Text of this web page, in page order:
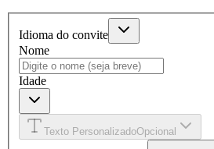
Idioma do convite
Nome
Idade
Texto PersonalizadoOpcional